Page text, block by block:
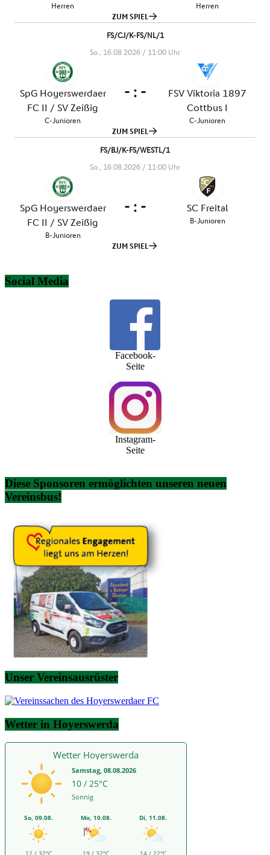
Social Media
Facebook-
Seite
Instagram-
Seite
Diese Sponsoren ermöglichten unseren neuen
Vereinsbus!
Unser Vereinsausrüster
Wetter in Hoyerswerda
Wetter Hoyerswerda
Samstag, 08.08.2026
10 / 25°C
Sonnig
So, 09.08. Mo, 10.08. Di, 11.08.